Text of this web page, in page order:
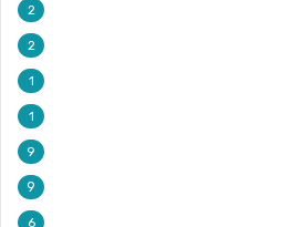
2
2
1
1
9
9
6